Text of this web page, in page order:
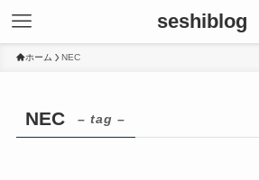
seshiblog
ホーム NEC
NEC – tag –